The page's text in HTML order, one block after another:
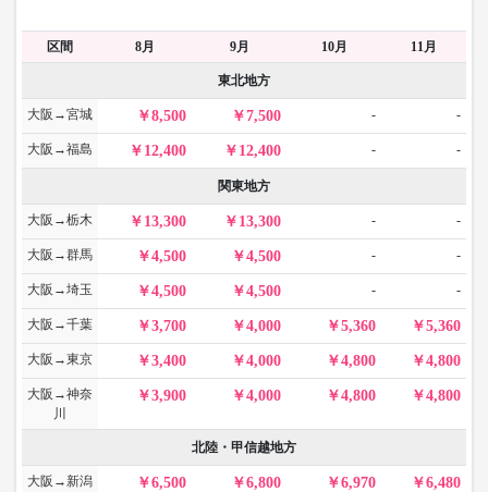
区間 8月 9月 10月 11月
東北地方
大阪→宮城 8,500 7,500 - -
大阪→福島 12,400 12,400 - -
関東地方
大阪→栃木 13,300 13,300 - -
大阪→群馬 4,500 4,500 - -
大阪→埼玉 4,500 4,500 - -
大阪→千葉 3,700 4,000 5,360 5,360
大阪→東京 3,400 4,000 4,800 4,800
大阪→神奈
川
3,900 4,000 4,800 4,800
北陸・甲信越地方
大阪→新潟 6,500 6,800 6,970 6,480